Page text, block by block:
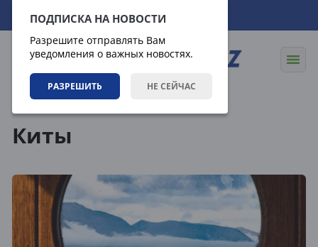
ПОДПИСКА НА НОВОСТИ
Разрешите отправлять Вам
уведомления о важных новостях.
РАЗРЕШИТЬ НЕ СЕЙЧАС
07.08.2026 00:50:04
Киты